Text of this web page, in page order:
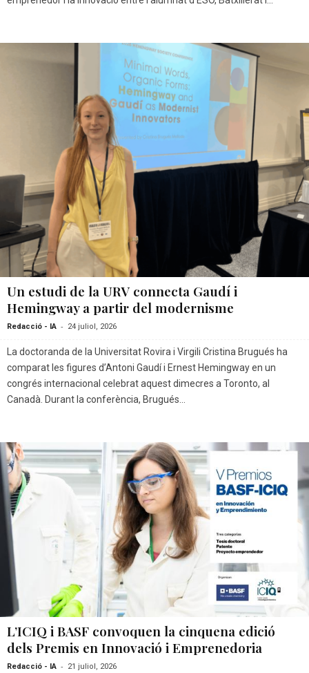
Un estudi de la URV connecta Gaudí i
Hemingway a partir del modernisme
Redacció - IA - 24 juliol, 2026
La doctoranda de la Universitat Rovira i Virgili Cristina Brugués ha
comparat les figures d’Antoni Gaudí i Ernest Hemingway en un
congrés internacional celebrat aquest dimecres a Toronto, al
Canadà. Durant la conferència, Brugués...
L’ICIQ i BASF convoquen la cinquena edició
dels Premis en Innovació i Emprenedoria
Redacció - IA - 21 juliol, 2026